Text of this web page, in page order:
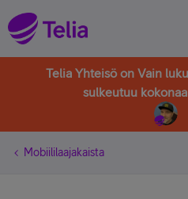
Telia Yhteisö on Vain
sulkeutuu
Mobiililaajakaista